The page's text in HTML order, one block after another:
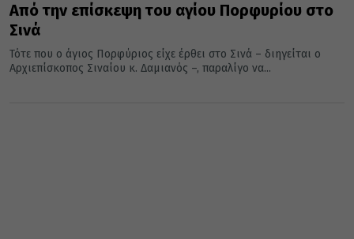
Από την επίσκεψη του αγίου Πορφυρίου στο
Σινά
Τότε που ο άγιος Πορφύριος είχε έρθει στο Σινά – διηγείται ο
Αρχιεπίσκοπος Σιναίου κ. Δαμιανός –, παραλίγο να...